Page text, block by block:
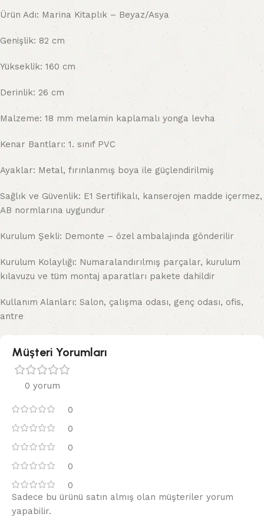
Ürün Adı: Marina Kitaplık – Beyaz/Asya
Genişlik: 82 cm
Yükseklik: 160 cm
Derinlik: 26 cm
Malzeme: 18 mm melamin kaplamalı yonga levha
Kenar Bantları: 1. sınıf PVC
Ayaklar: Metal, fırınlanmış boya ile güçlendirilmiş
Sağlık ve Güvenlik: E1 Sertifikalı, kanserojen madde içermez,
AB normlarına uygundur
Kurulum Şekli: Demonte – özel ambalajında gönderilir
Kurulum Kolaylığı: Numaralandırılmış parçalar, kurulum
kılavuzu ve tüm montaj aparatları pakete dahildir
Kullanım Alanları: Salon, çalışma odası, genç odası, ofis,
antre
Müşteri Yorumları
0 yorum
0
0
0
0
0
Sadece bu ürünü satın almış olan müşteriler yorum
yapabilir.